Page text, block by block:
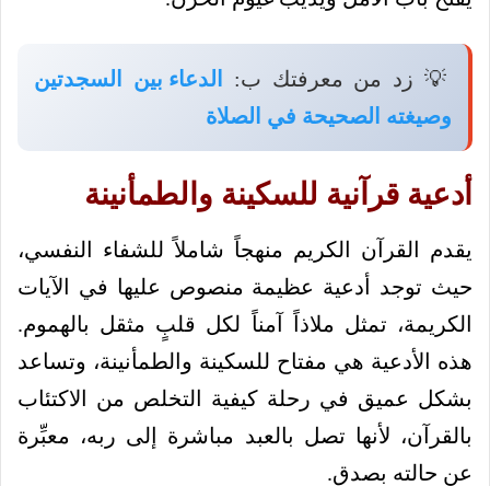
💡 زد من معرفتك ب:
الدعاء بين السجدتين
وصيغته الصحيحة في الصلاة
أدعية قرآنية للسكينة والطمأنينة
يقدم القرآن الكريم منهجاً شاملاً للشفاء النفسي،
حيث توجد أدعية عظيمة منصوص عليها في الآيات
الكريمة، تمثل ملاذاً آمناً لكل قلبٍ مثقل بالهموم.
هذه الأدعية هي مفتاح للسكينة والطمأنينة، وتساعد
بشكل عميق في رحلة كيفية التخلص من الاكتئاب
بالقرآن، لأنها تصل بالعبد مباشرة إلى ربه، معبِّرة
عن حالته بصدق.